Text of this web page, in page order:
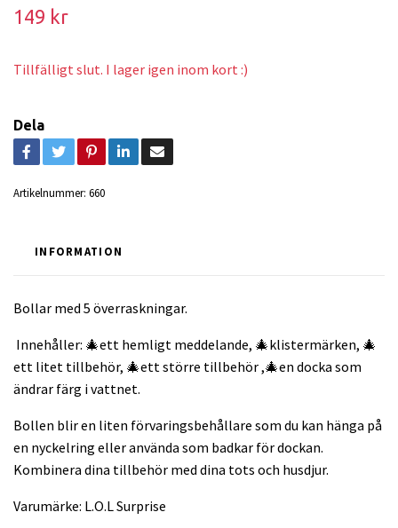
149 kr
Tillfälligt slut. I lager igen inom kort :)
Dela
Artikelnummer: 660
INFORMATION
Bollar med 5 överraskningar.
Innehåller: 🎄ett hemligt meddelande, 🎄klistermärken, 🎄
ett litet tillbehör, 🎄ett större tillbehör ,🎄en docka som
ändrar färg i vattnet.
Bollen blir en liten förvaringsbehållare som du kan hänga på
en nyckelring eller använda som badkar för dockan.
Kombinera dina tillbehör med dina tots och husdjur.
Varumärke: L.O.L Surprise